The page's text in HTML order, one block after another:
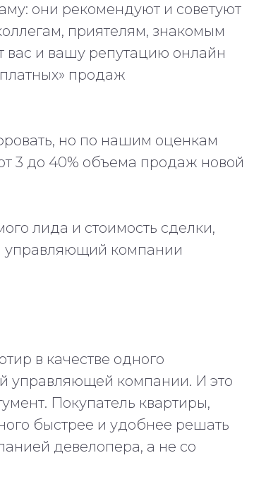
они рекомендуют и советуют
приятелям, знакомым
и вашу репутацию онлайн
продаж
но по нашим оценкам
3 до 40% объема продаж новой
лида и стоимость сделки,
управляющий компании
в качестве одного
управляющей компании. И это
Покупатель квартиры,
быстрее и удобнее решать
девелопера, а не со